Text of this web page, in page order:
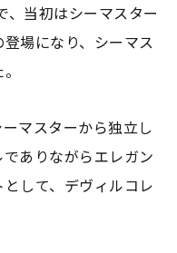
、当初はシーマスター
場になり、シーマス
マスターから独立し
ありながらエレガン
して、デヴィルコレ